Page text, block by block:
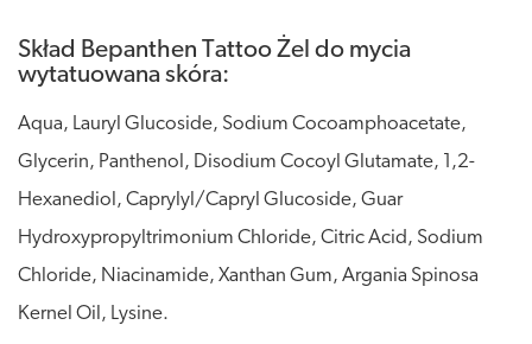
Skład Bepanthen Tattoo Żel do mycia
wytatuowana skóra:
Aqua, Lauryl Glucoside, Sodium Cocoamphoacetate,
Glycerin, Panthenol, Disodium Cocoyl Glutamate, 1,2-
Hexanediol, Caprylyl/Capryl Glucoside, Guar
Hydroxypropyltrimonium Chloride, Citric Acid, Sodium
Chloride, Niacinamide, Xanthan Gum, Argania Spinosa
Kernel Oil, Lysine.